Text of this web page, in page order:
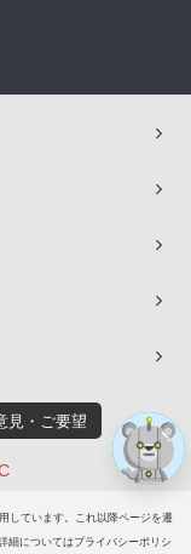
しています。これ以降ページを遷
細についてはプライバシーポリシ
見・ご要望